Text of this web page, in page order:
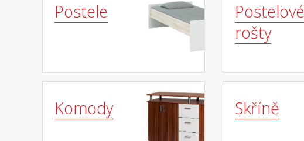
Postele
Postelové
rošty
Komody Skříně